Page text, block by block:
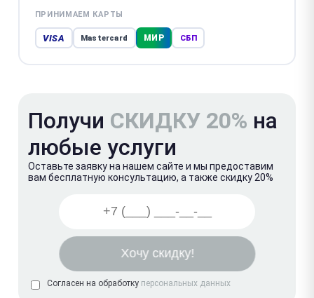
ПРИНИМАЕМ КАРТЫ
VISA Mastercard МИР СБП
Получи СКИДКУ 20% на
любые услуги
Оставьте заявку на нашем сайте и мы предоставим
вам бесплатную консультацию, а также скидку 20%
Согласен на обработку персональных данных